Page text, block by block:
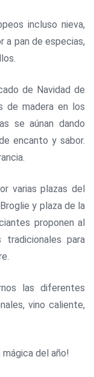
incluso nieva,
a pan de especias,
de Navidad de
de madera en los
se aúnan dando
encanto y sabor.
varias plazas del
y plaza de la
proponen al
para
las diferentes
vino caliente,
del año!